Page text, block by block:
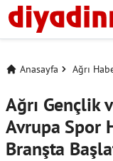
Anasayfa Ağrı
Ağrı Gençlik
Avrupa Spor
Branşta